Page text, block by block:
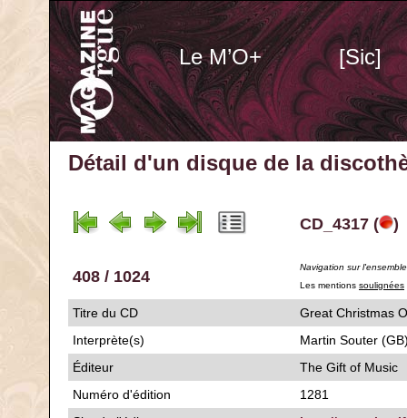
Le M’O+ [Sic]
Détail d'un disque de la
CD_4317 ( )
408 / 1024
Navigation sur
Les mentions soulignées
Titre du CD
Great
Interprète(s)
Martin Souter
Éditeur
The Gift of Music
Numéro d'édition
1281